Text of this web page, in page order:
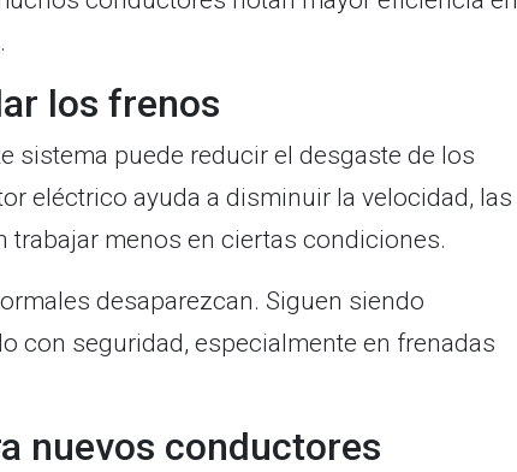
los frenos
sistema puede reducir el desgaste de los
eléctrico ayuda a disminuir la velocidad, las
trabajar menos en ciertas condiciones.
desaparezcan. Siguen siendo
con seguridad, especialmente en frenadas
nuevos conductores